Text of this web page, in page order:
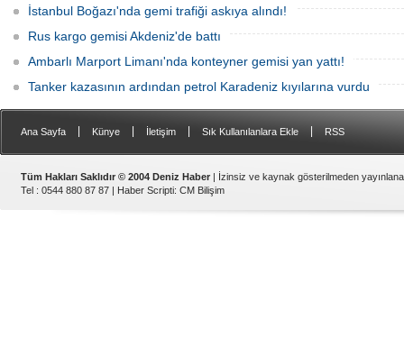
İstanbul Boğazı'nda gemi trafiği askıya alındı!
Rus kargo gemisi Akdeniz'de battı
Ambarlı Marport Limanı'nda konteyner gemisi yan yattı!
Tanker kazasının ardından petrol Karadeniz kıyılarına vurdu
Ana Sayfa Künye İletişim Sık Kullanılanlara Ekle RSS
Tüm Hakları Saklıdır © 2004 Deniz Haber | İzinsiz ve kaynak gösterilmeden
Tel : 0544 880 87 87 | Haber Scripti: CM Bilişim